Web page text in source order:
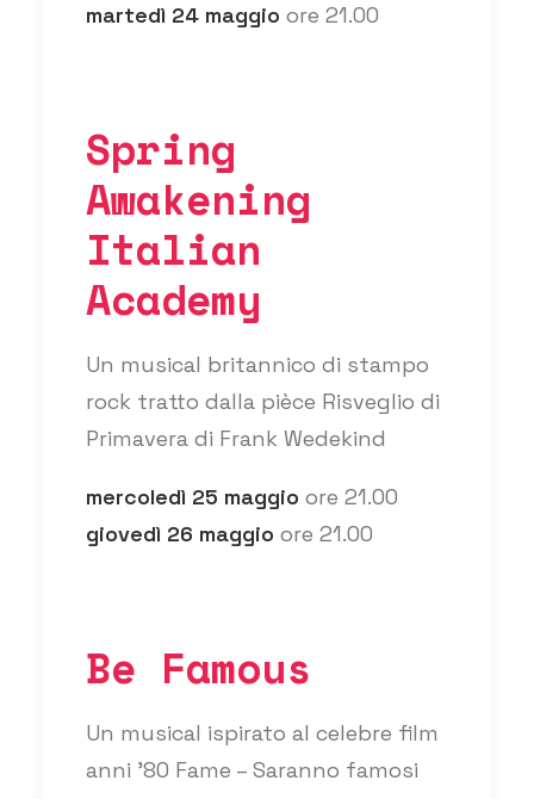
martedì 24 maggio ore 21.00
Spring
Awakening
Italian
Academy
Un musical britannico di stampo
rock tratto dalla pièce Risveglio di
Primavera di Frank Wedekind
mercoledì 25 maggio ore 21.00
giovedì 26 maggio ore 21.00
Be Famous
Un musical ispirato al celebre film
anni ’80 Fame – Saranno famosi